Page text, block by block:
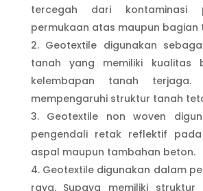
tercegah dari kontaminasi
permukaan atas maupun bagian
Geotextile digunakan
tanah yang memiliki kualitas
kelembapan tanah
mempengaruhi struktur tanah
Geotextile non woven
pengendali retak reflektif
aspal maupun tambahan beton.
Geotextile digunakan dalam
raya. Supaya memiliki struktur